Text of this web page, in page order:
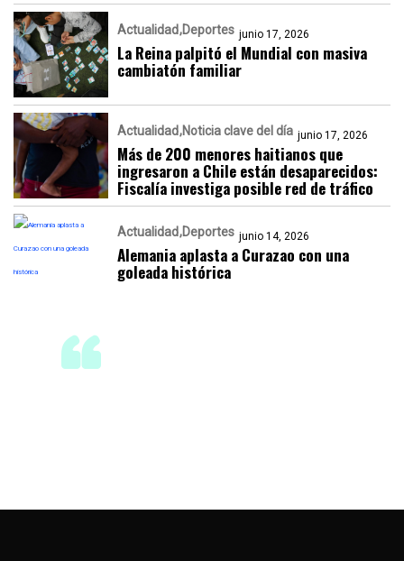
Actualidad Deportes junio 17, 2026
La Reina palpitó el Mundial con masiva
cambiatón familiar
Actualidad Noticia clave del día junio 17, 2026
Más de 200 menores haitianos que
ingresaron a Chile están desaparecidos:
Fiscalía investiga posible red de tráfico
Actualidad Deportes junio 14, 2026
Alemania aplasta a Curazao con una
goleada histórica